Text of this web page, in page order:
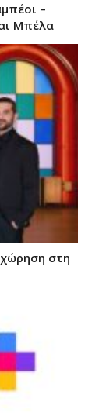
–
Μπέλα
στη